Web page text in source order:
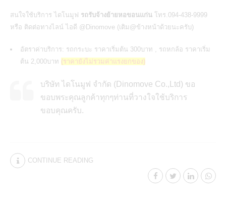
สนใจใช้บริการ ไดโนมูฟ รถรับจ้างย้ายหอขอนแก่น โทร.094-438-9999
หรือ ติดต่อทางไลน์ ไอดี @Dinomove (เติม@ข้างหน้าด้วยนะครับ)
อัตราค่าบริการ: รถกระบะ ราคาเริ่มต้น 300บาท , รถหกล้อ ราคาเริ่ม
ต้น 2,000บาท (ราคายังไม่รวมค่าแรงยกของ)
บริษัท ไดโนมูฟ จำกัด (Dinomove Co.,Ltd) ขอ
ขอบพระคุณลูกค้าทุกๆท่านที่วางใจใช้บริการ
ขอบคุณครับ.
CONTINUE READING